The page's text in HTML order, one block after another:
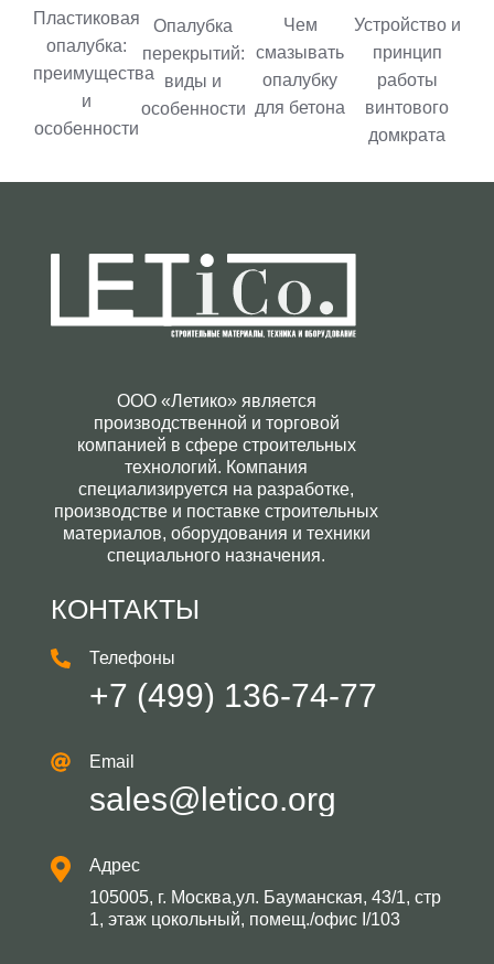
Пластиковая
опалубка:
преимущества
и
особенности
Опалубка
перекрытий:
виды и
особенности
Чем
смазывать
опалубку
для бетона
Устройство и
принцип
работы
винтового
домкрата
ООО «Летико» является
производственной и торговой
компанией в сфере строительных
технологий. Компания
специализируется на разработке,
производстве и поставке строительных
материалов, оборудования и техники
специального назначения.
КОНТАКТЫ
Телефоны
+7 (499) 136-74-77
Email
sales@letico.org
Адрес
105005, г. Москва,ул. Бауманская, 43/1, стр
1, этаж цокольный, помещ./офис I/103